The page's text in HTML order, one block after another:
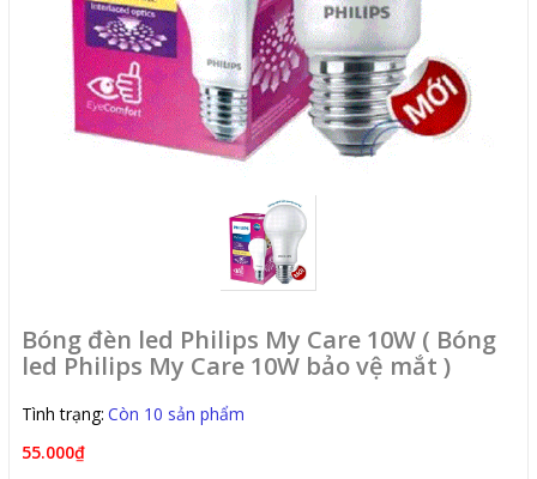
Bóng đèn led Philips My Care 10W ( Bóng
led Philips My Care 10W bảo vệ mắt )
Tình trạng: Còn 10 sản phẩm
55.000₫